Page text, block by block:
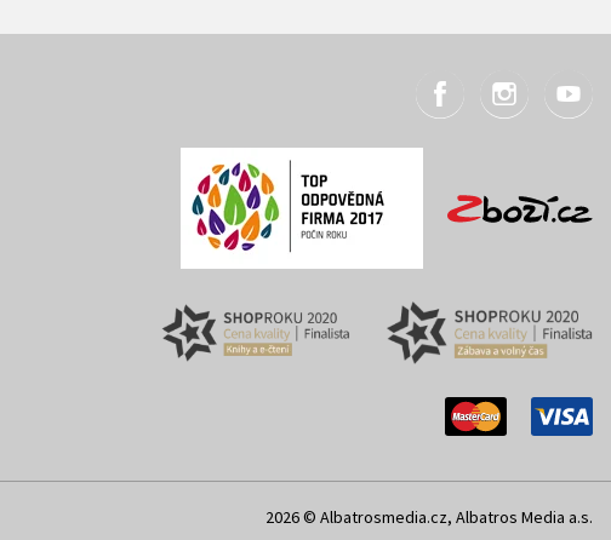
2026 © Albatrosmedia.cz, Albatros Media a.s.